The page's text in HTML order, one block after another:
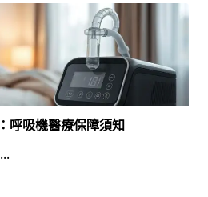
呼吸機醫療保障須知
...